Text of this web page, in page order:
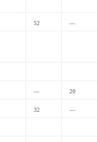
52 —
— 20
32 —